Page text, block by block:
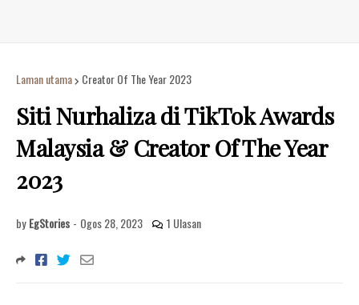
Laman utama Creator Of The Year 2023
Siti Nurhaliza di TikTok Awards
Malaysia & Creator Of The Year
2023
by EgStories - Ogos 28, 2023 1 Ulasan